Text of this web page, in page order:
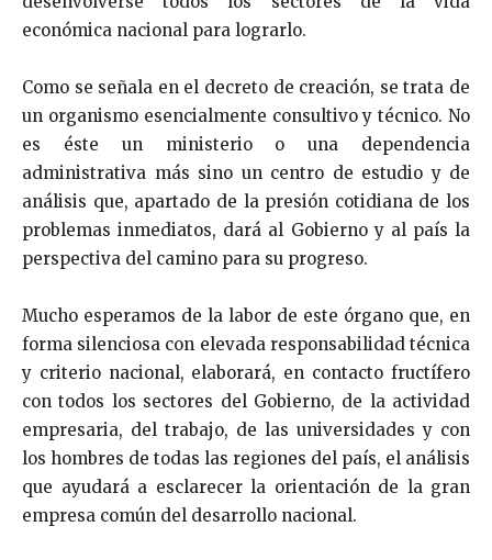
económica nacional para lograrlo.
Como se señala en el decreto de creación, se trata de
un organismo esencialmente consultivo y técnico. No
es éste un ministerio o una dependencia
administrativa más sino un centro de estudio y de
análisis que, apartado de la presión cotidiana de los
problemas inmediatos, dará al Gobierno y al país la
perspectiva del camino para su pro­greso.
Mucho esperamos de la labor de este órgano que, en
forma silenciosa con elevada responsabilidad técnica
y cri­terio nacional, elaborará, en contacto fructífero
con todos los sectores del Gobierno, de la actividad
empresaria, del trabajo, de las universidades y con
los hombres de todas las regiones del país, el análisis
que ayudará a esclarecer la orientación de la gran
empresa común del desarrollo nacional.